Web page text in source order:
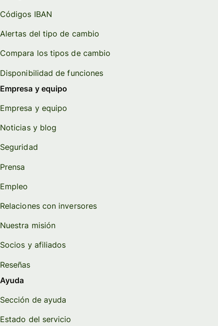
Códigos IBAN
Alertas del tipo de cambio
Compara los tipos de cambio
Disponibilidad de funciones
Empresa y equipo
Empresa y equipo
Noticias y blog
Seguridad
Prensa
Empleo
Relaciones con inversores
Nuestra misión
Socios y afiliados
Reseñas
Ayuda
Sección de ayuda
Estado del servicio